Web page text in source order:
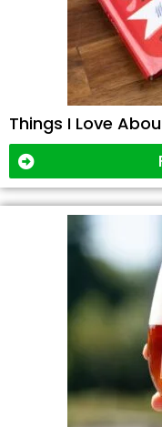
Things I Love